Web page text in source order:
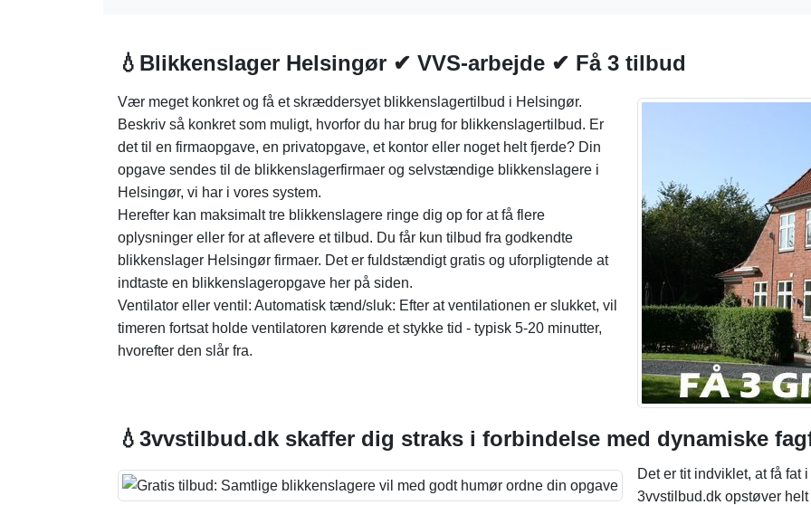
💧Blikkenslager Helsingør ✔ VVS-arbejde ✔ Få 3 tilbud
Vær meget konkret og få et skræddersyet blikkenslagertilbud i Helsingør.
Beskriv så konkret som muligt, hvorfor du har brug for blikkenslagertilbud. Er
det til en firmaopgave, en privatopgave, et kontor eller noget helt fjerde? Din
opgave sendes til de blikkenslagerfirmaer og selvstændige blikkenslagere i
Helsingør, vi har i vores system.
Herefter kan maksimalt tre blikkenslagere ringe dig op for at få flere
oplysninger eller for at aflevere et tilbud. Du får kun tilbud fra godkendte
blikkenslager Helsingør firmaer. Det er fuldstændigt gratis og uforpligtende at
indtaste en blikkenslageropgave her på siden.
Ventilator eller ventil: Automatisk tænd/sluk: Efter at ventilationen er slukket, vil
timeren fortsat holde ventilatoren kørende et stykke tid - typisk 5-20 minutter,
hvorefter den slår fra.
💧3vvstilbud.dk skaffer dig straks i forbindelse med dynamiske
Det er tit indviklet, at få
3vvstilbud.dk opstøver